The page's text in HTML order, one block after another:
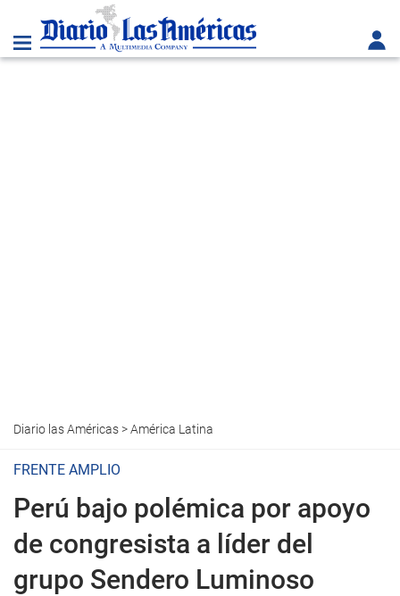
Diario las Américas>América Latina
FRENTE AMPLIO
Perú bajo polémica por apoyo
de congresista a líder del
grupo Sendero Luminoso